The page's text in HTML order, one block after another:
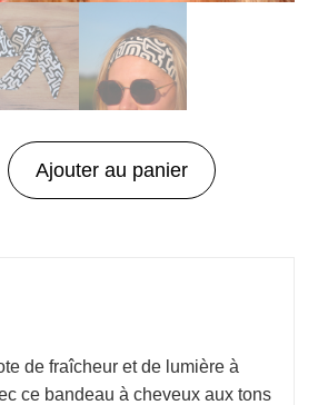
Ajouter au panier
de fraîcheur et de lumière à
ce bandeau à cheveux aux tons